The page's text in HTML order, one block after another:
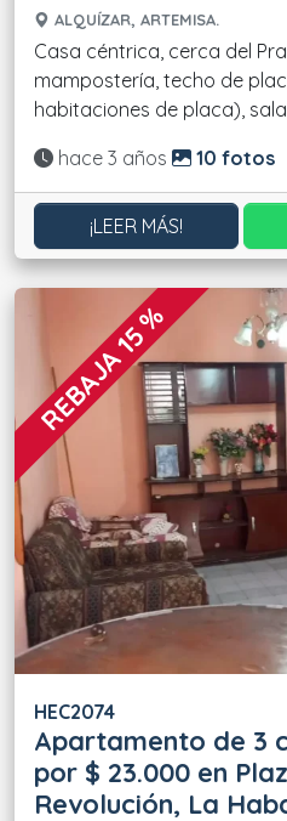
ALQUÍZAR, ARTEMISA.
Casa céntrica, cerca del
mampostería, techo de
habitaciones de placa),
Actualizado:
hace 3 años 10 fotos
¡LEER MÁS!
REBAJA 15 %
HEC2074
Apartamento de 3
por $ 23.000 en
Revolución, La